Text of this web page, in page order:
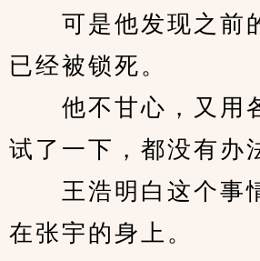
可是他发现之前
已经被锁死。
他不甘心，又用
试了一下，都没有办
王浩明白这个事
在张宇的身上。